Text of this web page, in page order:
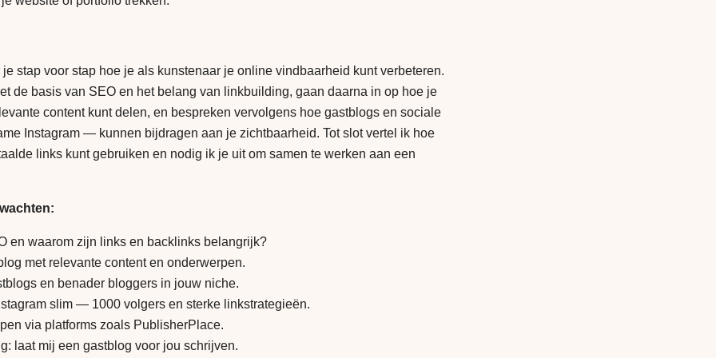
stap voor stap hoe je als kunstenaar je online vindbaarheid kunt verbeteren.
de basis van SEO en het belang van linkbuilding, gaan daarna in op hoe je
content kunt delen, en bespreken vervolgens hoe gastblogs en sociale
Instagram — kunnen bijdragen aan je zichtbaarheid. Tot slot vertel ik hoe
links kunt gebruiken en nodig ik je uit om samen te werken aan een
en waarom zijn links en backlinks belangrijk?
met relevante content en onderwerpen.
en benader bloggers in jouw niche.
slim — 1000 volgers en sterke linkstrategieën.
via platforms zoals PublisherPlace.
laat mij een gastblog voor jou schrijven.